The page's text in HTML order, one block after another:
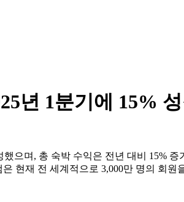
년 1분기에 15%
으며, 총 숙박 수익은 전년 대비 15%
현재 전 세계적으로 3,000만 명의 회